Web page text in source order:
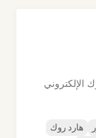
الإلكتروني
هارد روك